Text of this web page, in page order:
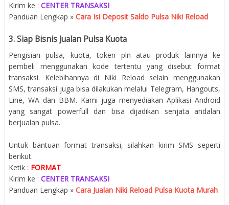
Kirim ke : CENTER TRANSAKSI
Panduan Lengkap » Cara Isi Deposit Saldo Pulsa Niki Reload
3. Siap Bisnis Jualan Pulsa Kuota
Pengisian pulsa, kuota, token pln atau produk lainnya ke
pembeli menggunakan kode tertentu yang disebut format
transaksi. Kelebihannya di Niki Reload selain menggunakan
SMS, transaksi juga bisa dilakukan melalui Telegram, Hangouts,
Line, WA dan BBM. Kami juga menyediakan Aplikasi Android
yang sangat powerfull dan bisa dijadikan senjata andalan
berjualan pulsa.
Untuk bantuan format transaksi, silahkan kirim SMS seperti
berikut.
Ketik : FORMAT
Kirim ke : CENTER TRANSAKSI
Panduan Lengkap » Cara Jualan Niki Reload Pulsa Kuota Murah